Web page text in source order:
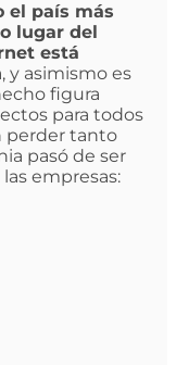
el país más
lugar del
está
, y asimismo es
figura
para todos
perder tanto
pasó de ser
empresas: